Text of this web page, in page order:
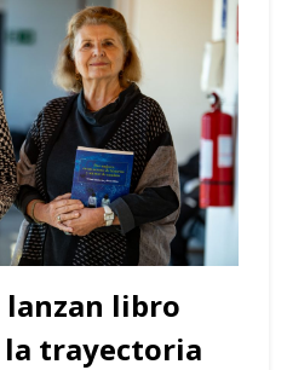
lanzan libro
la trayectoria